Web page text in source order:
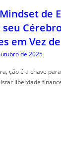
de
em Vez
de 2025
ção é a chave
liberdade